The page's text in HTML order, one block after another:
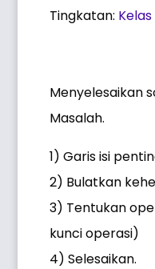
Tingkatan:
Menyelesaikan
Masalah.
1) Garis isi
2) Bulatkan
3) Tentukan
kunci operasi)
4) Selesaikan.